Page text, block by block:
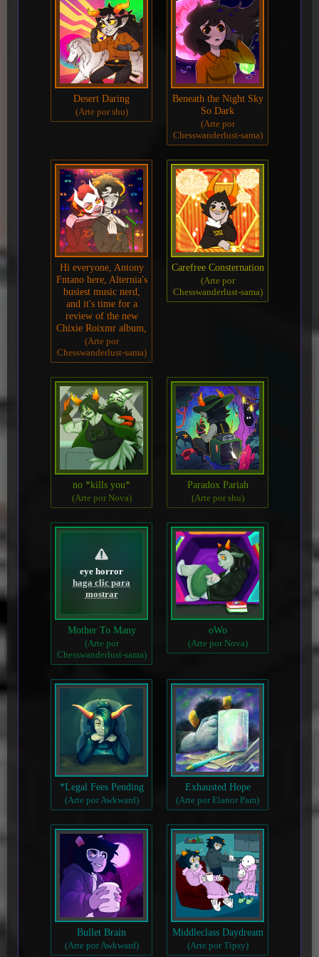
Desert Daring
(Arte por shu)
Beneath the Night Sky
So Dark
(Arte por
Chesswanderlust-sama)
Hi everyone, Antony
Fntano here, Alternia's
busiest music nerd,
and it's time for a
review of the new
Chixie Roixmr album,
(Arte por
Chesswanderlust-sama)
Carefree Consternation
(Arte por
Chesswanderlust-sama)
no *kills you*
(Arte por Nova)
Paradox Pariah
(Arte por shu)
eye horror
haga clic para
mostrar
Mother To Many
(Arte por
Chesswanderlust-sama)
oWo
(Arte por Nova)
*Legal Fees Pending
(Arte por Awkward)
Exhausted Hope
(Arte por Elanor Pam)
Bullet Brain
(Arte por Awkward)
Middleclass Daydream
(Arte por Tipsy)